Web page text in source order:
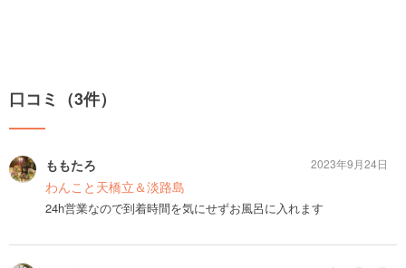
口コミ（3件）
ももたろ
わんこと天橋立＆淡路島
24h営業なので到着時間を気にせずお風呂に入れます
2023年9月24日